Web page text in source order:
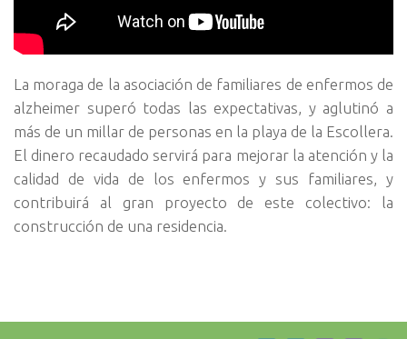
La moraga de la asociación de familiares de enfermos de
alzheimer superó todas las expectativas, y aglutinó a
más de un millar de personas en la playa de la Escollera.
El dinero recaudado servirá para mejorar la atención y la
calidad de vida de los enfermos y sus familiares, y
contribuirá al gran proyecto de este colectivo: la
construcción de una residencia.